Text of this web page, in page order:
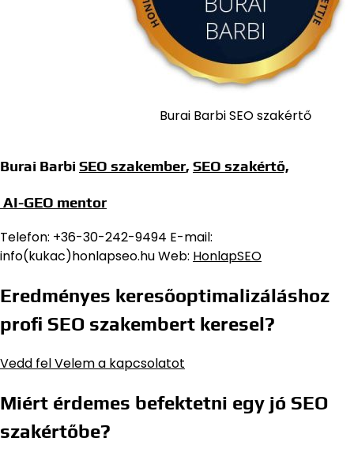
Burai Barbi SEO szakértő
Burai Barbi SEO szakember, SEO szakértő,
AI-GEO mentor
Telefon: +36-30-242-9494 E-mail:
info(kukac)honlapseo.hu Web: HonlapSEO
Eredményes keresőoptimalizáláshoz
profi SEO szakembert keresel?
Vedd fel Velem a kapcsolatot
Miért érdemes befektetni egy jó SEO
szakértőbe?